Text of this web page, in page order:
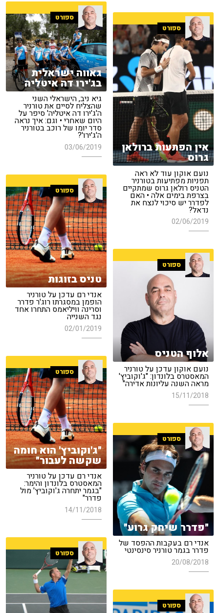
ספורט
גאווה ישראלית
בג'ירו דה איטליה
גיא ניב, הישראלי השני
שהצליח לסיים את טורניר
ה'ג'ירו דה איטליה' סיפר על
היום שאחרי • וגם: איך נראה
סדר יומו של רוכב בטורניר
ה'ג'ירו'?
03/06/2019
ספורט
אין הפתעות ברולאן
גרוס
נועם אוקון עוד לא ראה
תפניות מפתיעות בטורניר
הטניס רולאן גרוס שמתקיים
בצרפת בימים אלה • האם
לפדרר יש סיכוי לנצח את
נדאל?
02/06/2019
ספורט
טניס בזוגות
אנדי רם עדכן על טורניר
הופמן במסגרתו רוג'ר פדרר
וסרינה וויליאמס התחרו אחד
נגד השנייה
02/01/2019
ספורט
אלוף הטניס
נועם אוקון עדכן על טורניר
המאסטרס בלונדון: "ג'וקוביץ'
מראה השנה עליונות אדירה"
15/11/2018
ספורט
"ג'וקוביץ' הוא חומה
שקשה לעבור"
אנדי רם עדכן על טורניר
המאסטרס בלונדון והימר:
"בגמר יתחרה ג'וקוביץ' מול
פדרר"
14/11/2018
ספורט
"פדרר שיחק גרוע"
אנדי רם בעקבות ההפסד של
פדרר בגמר טורניר סינסינטי
20/08/2018
ספורט
ספורט